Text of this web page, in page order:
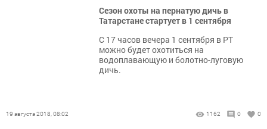
Сезон охоты на пернатую дичь в
Татарстане стартует в 1 сентября
С 17 часов вечера 1 сентября в РТ
можно будет охотиться на
водоплавающую и болотно-луговую
дичь.
19 августа 2018, 08:02 1162 0 0